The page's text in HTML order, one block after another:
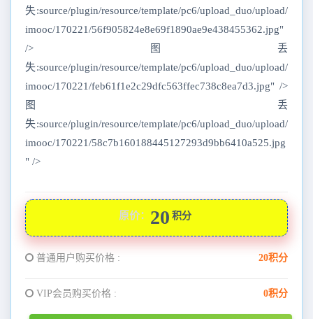
失:source/plugin/resource/template/pc6/upload_duo/upload/
imooc/170221/56f905824e8e69f1890ae9e438455362.jpg"
/>图丢
失:source/plugin/resource/template/pc6/upload_duo/upload/
imooc/170221/feb61f1e2c29dfc563ffec738c8ea7d3.jpg" />
图丢
失:source/plugin/resource/template/pc6/upload_duo/upload/
imooc/170221/58c7b160188445127293d9bb6410a525.jpg
" />
原价： 20 积分
普通用户购买价格 : 20积分
VIP会员购买价格 : 0积分